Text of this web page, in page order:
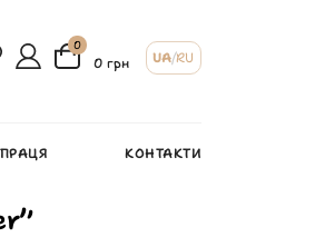
0
0 грн UA/RU
КОНТАКТИ